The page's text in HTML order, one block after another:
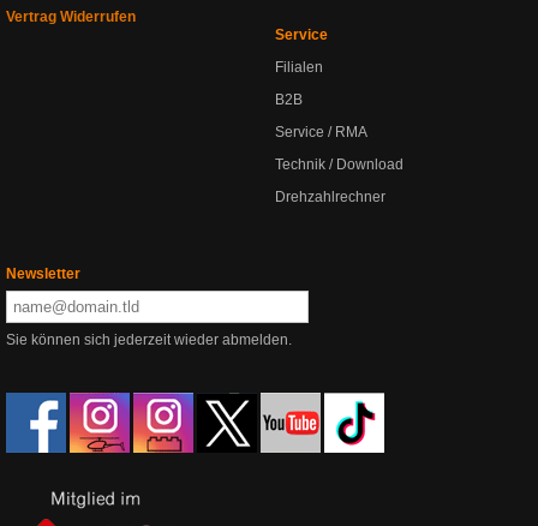
Vertrag Widerrufen
Service
Filialen
B2B
Service / RMA
Technik / Download
Drehzahlrechner
Newsletter
Sie können sich jederzeit wieder abmelden.